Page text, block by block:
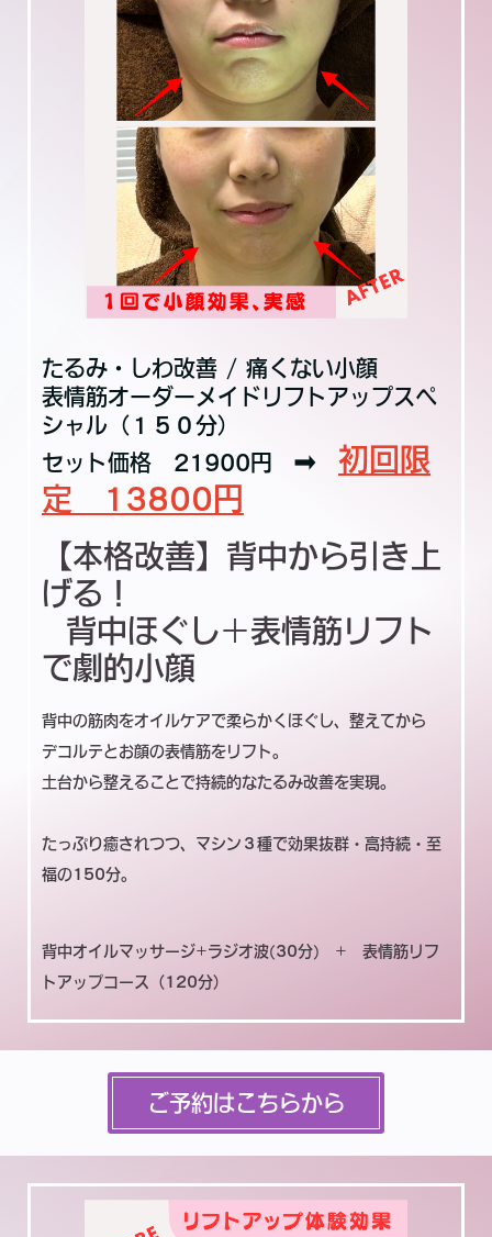
たるみ・しわ改善 / 痛くない小顔
表情筋オーダーメイドリフトアップスペ
シャル（１５０分）
セット価格 21900円 ➡ 初回限
定 13800円
【本格改善】背中から引き上
げる！
背中ほぐし＋表情筋リフト
で劇的小顔
背中の筋肉をオイルケアで柔らかくほぐし、整えてから
デコルテとお顔の表情筋をリフト。
土台から整えることで持続的なたるみ改善を実現。
たっぷり癒されつつ、マシン３種で効果抜群・高持続・至
福の150分。
背中オイルマッサージ+ラジオ波(30分) + 表情筋リフ
トアップコース（120分）
ご予約はこちらから